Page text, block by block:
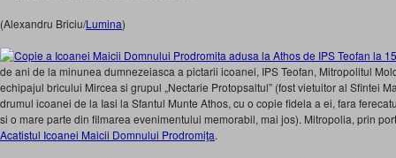
(Alexandru Briciu/Lumina)
de ani de la minunea dumnezeiasca a pictarii icoanei, IPS Teofan, Mitropolitul
echipajul bricului Mircea si grupul „Nectarie Protopsaltul” (fost vietuitor al Sfintei
drumul icoanei de la Iasi la Sfantul Munte Athos, cu o copie fidela a ei, fara
si o mare parte din filmarea evenimentului memorabil, mai jos). Mitropolia, prin
Acatistul Icoanei Maicii Domnului Prodromiţa.